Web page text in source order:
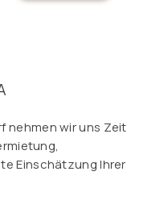
nehmen wir uns Zeit
Einschätzung Ihrer